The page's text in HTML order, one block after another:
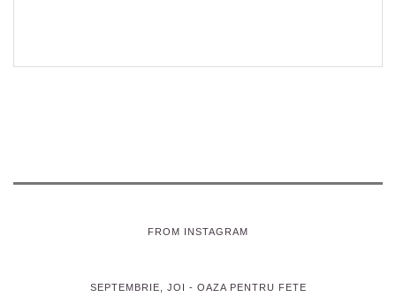
FROM INSTAGRAM
SEPTEMBRIE, JOI - OAZA PENTRU FETE